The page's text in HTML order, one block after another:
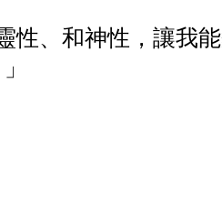
性、和神性，讓我